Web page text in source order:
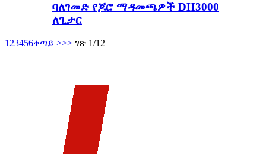
ባለገመድ የጆሮ ማዳመጫዎች DH3000
ለጊታር
1 23456ቀጣይ >>> ገጽ 1/12